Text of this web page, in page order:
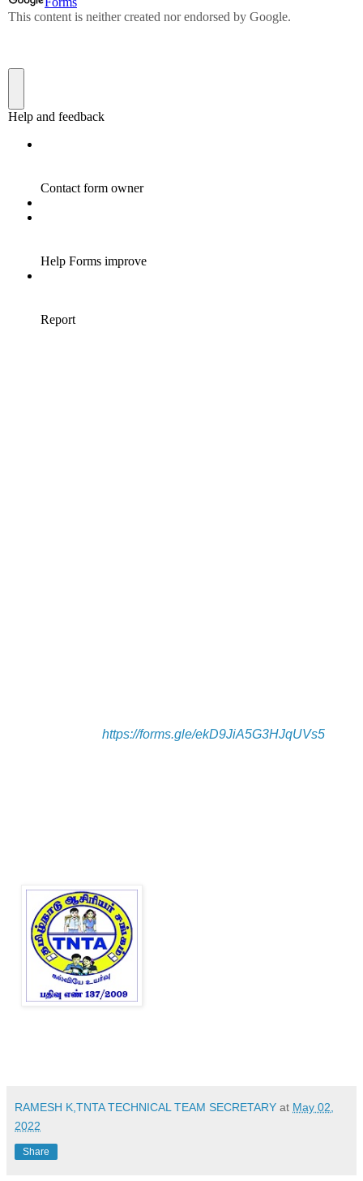
https://forms.gle/ekD9JiA5G3HJqUVs5
RAMESH K,TNTA TECHNICAL TEAM SECRETARY at May 02,
2022
Share